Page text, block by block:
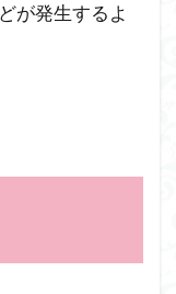
が発生するよ